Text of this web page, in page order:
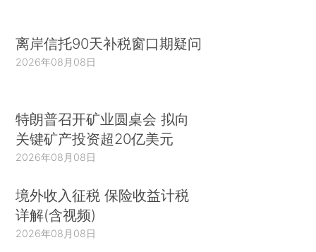
离岸信托90天补税窗口期疑问
2026年08月08日
特朗普召开矿业圆桌会 拟向
关键矿产投资超20亿美元
2026年08月08日
境外收入征税 保险收益计税
详解(含视频)
2026年08月08日